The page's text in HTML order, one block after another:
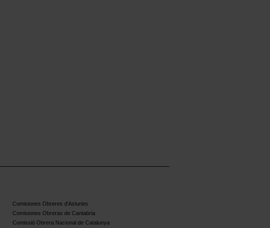
Comisiones Obreres d'Asturies
Comisiones Obreras de Cantabria
Comissió Obrera Nacional de Catalunya